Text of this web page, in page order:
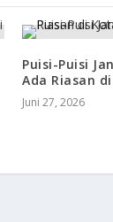
Puisi-Puisi
Ada Riasan
Juni 27, 2026